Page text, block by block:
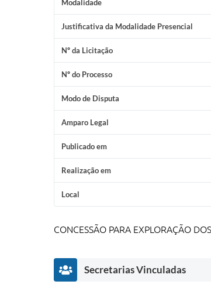
Modalidade
Justificativa da Modalidade Presencial
Nº da Licitação
Nº do Processo
Modo de Disputa
Amparo Legal
Publicado em
Realização em
Local
CONCESSÃO PARA EXPLORAÇÃO
Secretarias Vinculadas